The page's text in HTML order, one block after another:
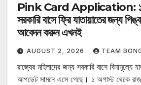
Pink Card Application: ১
সরকারি বাসে ফ্রি যাতায়াতের জন্য
আবেদন করুন এখনই
AUGUST 2, 2026 TEAM
রাজ্যের মহিলাদের জন্য সরকারি বাসে বিনামূল্যে
আপডেট সামনে এসে গেছে। ১ অগাস্ট থেকে